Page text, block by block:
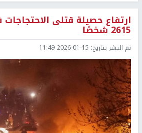
ارتفاع حصيلة قتلى
2615 شخصًا
تم النشر بتاريخ: 2026-01-15 11:49